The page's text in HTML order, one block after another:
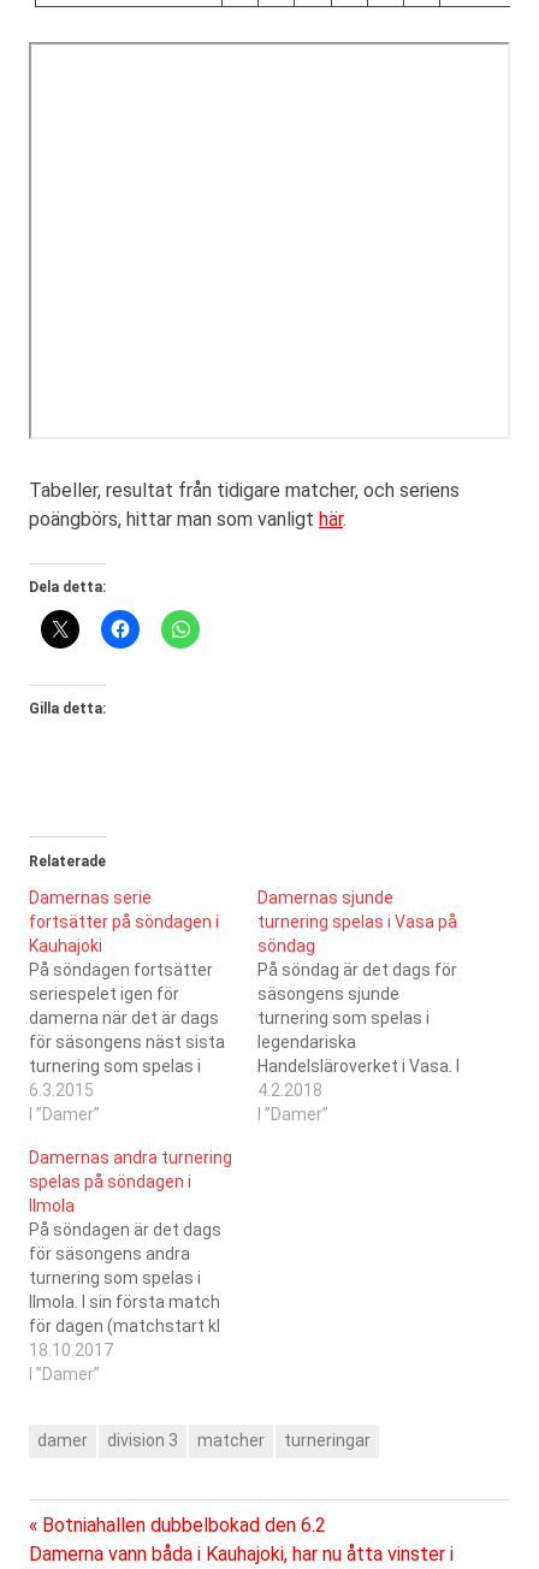
Tabeller, resultat från tidigare matcher, och seriens
poängbörs, hittar man som vanligt här.
Dela detta:
Gilla detta:
Relaterade
Damernas serie
fortsätter på söndagen i
Kauhajoki
På söndagen fortsätter
seriespelet igen för
damerna när det är dags
för säsongens näst sista
turnering som spelas i
Kauhajoki. I sin första
match för dagen
möter damerna SB
Kauhajoki, och i den andra
(matchstart kl 13:00)
PaSu. Under de år SC
Saragoza deltagit i
förbundets serie…
6.3.2015
I ”Damer”
Damernas sjunde
turnering spelas i Vasa på
söndag
På söndag är det dags för
säsongens sjunde
turnering som spelas i
legendariska
Handelsläroverket i Vasa. I
sin första match för
dagen (matchstart kl
4.2.2018
I ”Damer”
Damernas andra turnering
spelas på söndagen i
Ilmola
På söndagen är det dags
för säsongens andra
turnering som spelas i
Ilmola. I sin första match
för dagen (matchstart kl
13:00) möter damerna SB
Kauhajoki, och i den andra
Saragoza deltagit i
18.10.2017
I ”Damer”
damer division 3 matcher turneringar
Inläggsnavigering
Föregående
inlägg:
Botniahallen dubbelbokad den 6.2
Nästa
Damerna vann båda i Kauhajoki, har nu åtta vinster i